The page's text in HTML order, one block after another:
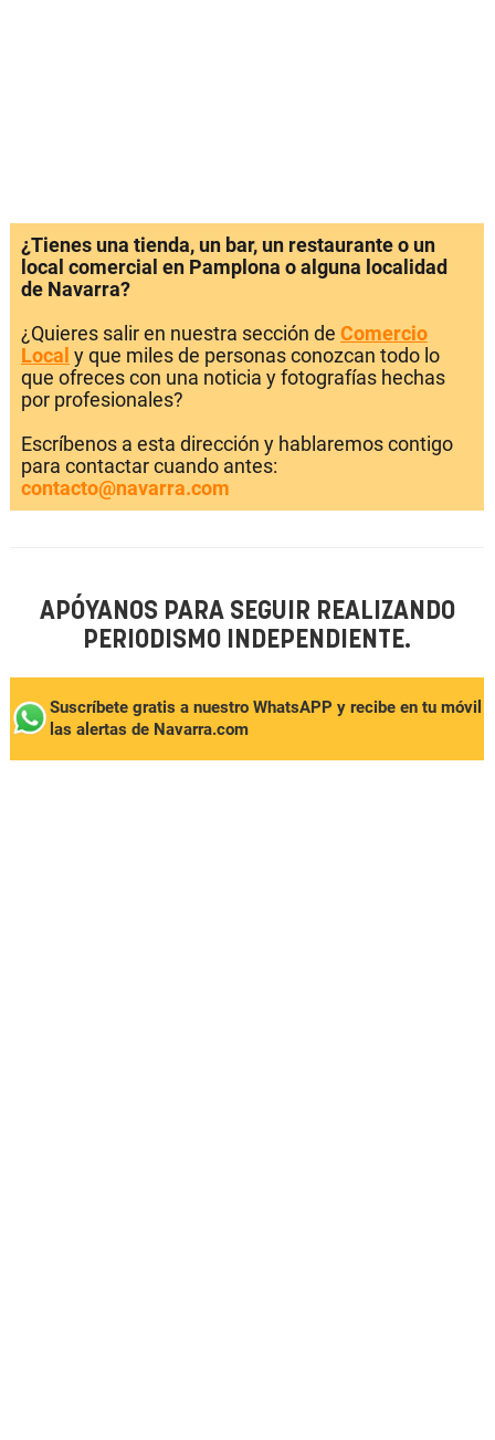
¿Tienes una tienda, un bar, un restaurante o un
local comercial en Pamplona o alguna localidad
de Navarra?
¿Quieres salir en nuestra sección de Comercio
Local y que miles de personas conozcan todo lo
que ofreces con una noticia y fotografías hechas
por profesionales?
Escríbenos a esta dirección y hablaremos contigo
para contactar cuando antes:
contacto@navarra.com
APÓYANOS PARA SEGUIR REALIZANDO
PERIODISMO INDEPENDIENTE.
Suscríbete gratis a nuestro WhatsAPP y recibe en tu móvil
las alertas de Navarra.com